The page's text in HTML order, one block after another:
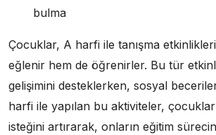
bulma
Çocuklar, A harfi ile tanışma
eğlenir hem de öğrenirler. Bu tür
gelişimini desteklerken, sosyal
harfi ile yapılan bu aktiviteler,
isteğini artırarak, onların eğitim